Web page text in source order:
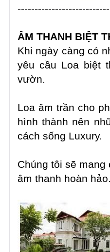
ÂM THANH BIỆT
Khi ngày càng có
yêu cầu Loa biệt
vườn.
Loa âm trần cho
hình thành nên
cách sống Luxury.
Chúng tôi sẽ
âm thanh hoàn hảo.